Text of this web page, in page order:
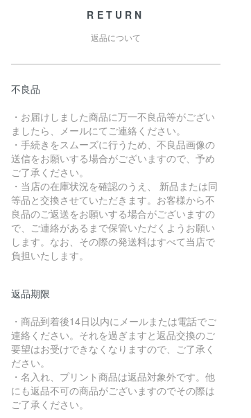
RETURN
返品について
不良品
・お届けしました商品に万一不良品等がござい
ましたら、メールにてご連絡ください。
・手続きをスムーズに行うため、不良品画像の
送信をお願いする場合がございますので、予め
ご了承ください。
・当店の在庫状況を確認のうえ、 新品または同
等品と交換させていただきます。お客様から不
良品のご返送をお願いする場合がございますの
で、ご連絡があるまで保管いただくようお願い
します。なお、その際の発送料はすべて当店で
負担いたします。
返品期限
・商品到着後14日以内にメールまたは電話でご
連絡ください。それを過ぎますと返品交換のご
要望はお受けできなくなりますので、ご了承く
ださい。
・名入れ、プリント商品は返品対象外です。他
にも返品不可の商品がございますのでその際は
ご了承ください。